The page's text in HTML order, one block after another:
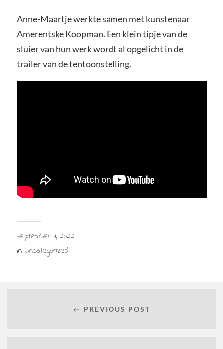
Anne-Maartje werkte samen met kunstenaar
Amerentske Koopman. Een klein tipje van de
sluier van hun werk wordt al opgelicht in de
trailer van de tentoonstelling.
september 1, 2022
In Uncategorized
← PREVIOUS POST